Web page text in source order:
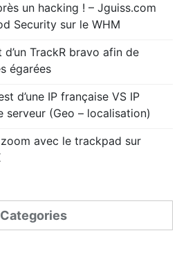
un hacking ! – Jguiss.com
Security sur le WHM
d’un TrackR bravo afin de
égarées
d’une IP française VS IP
serveur (Geo – localisation)
avec le trackpad sur
Categories